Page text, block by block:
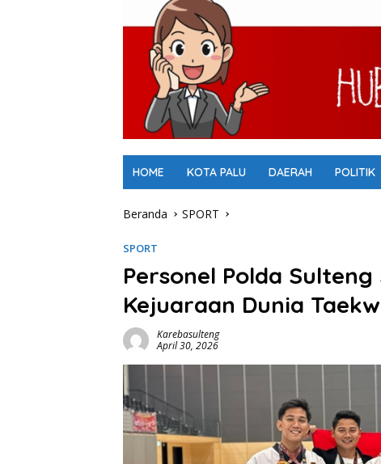
HOME KOTA PALU DAERAH POLITIK
Beranda SPORT
SPORT
Personel Polda
Kejuaraan Dunia
Karebasulteng
April 30, 2026